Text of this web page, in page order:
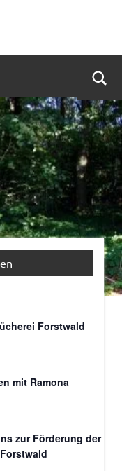
Forstwald
mit Ramona
zur Förderung der